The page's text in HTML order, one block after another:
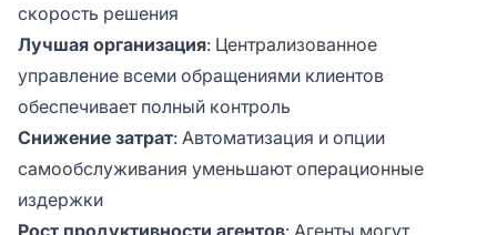
скорость решения
Лучшая организация: Централизованное
управление всеми обращениями клиентов
обеспечивает полный контроль
Снижение затрат: Автоматизация и опции
самообслуживания уменьшают операционные
издержки
Рост продуктивности агентов: Агенты могут